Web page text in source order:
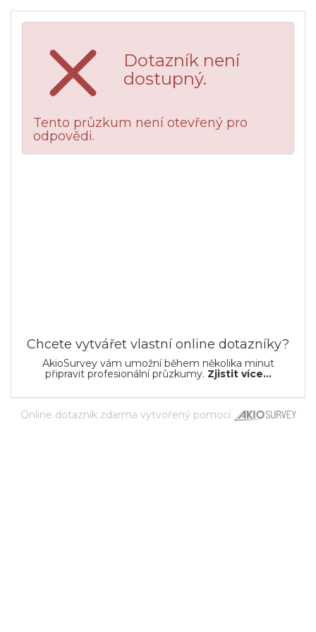
Dotazník není
dostupný.
Tento průzkum není otevřený pro
odpovědi.
Chcete vytvářet vlastní online dotazníky?
AkioSurvey vám umožní během několika minut
připravit profesionální průzkumy. Zjistit více...
Online dotazník zdarma vytvořený pomocí